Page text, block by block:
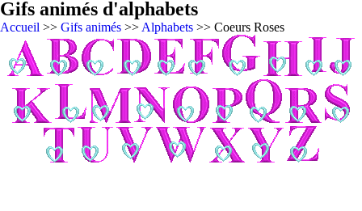
Gifs animés d'alphabets
Accueil >> Gifs animés >> Alphabets >> Coeurs Roses